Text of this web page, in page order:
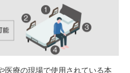
医療の現場で使用されている本